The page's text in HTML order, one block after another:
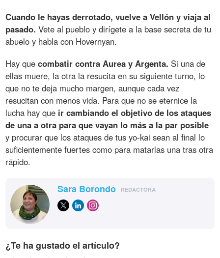
Cuando le hayas derrotado, vuelve a Vellón y viaja al
pasado. Vete al pueblo y dirígete a la base secreta de tu
abuelo y habla con Hovernyan.
Hay quecombatir contra Aurea y Argenta. Si una de
ellas muere, la otra la resucita en su siguiente turno, lo
que no te deja mucho margen, aunque cada vez
resucitan con menos vida. Para que no se eternice la
lucha hay que ir cambiando el objetivo de los ataques
de una a otra para que vayan lo más a la par posible
y procurar que los ataques de tus yo-kai sean al final lo
suficientemente fuertes como para matarlas una tras otra
rápido.
Sara Borondo REDACTORA
¿Te ha gustado el artículo?